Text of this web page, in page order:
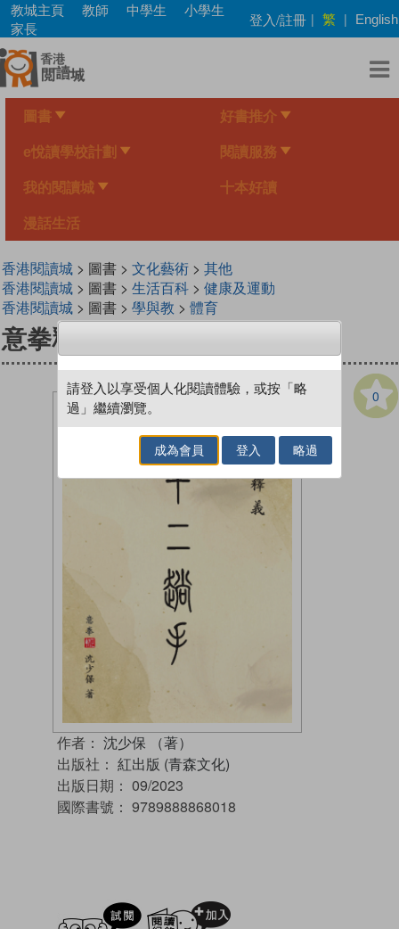
Skip
main
content
教城主頁 教師 中學生
小學生
家長
登入/註冊 | 繁 | English
圖書 好書推介
e悅讀學校計劃 閱讀服務
我的閱讀城 十本好讀
漫話生活
香港閱讀城> 圖書 > 文化藝術> 其他
香港閱讀城> 圖書 > 生活百科> 健康及運動
香港閱讀城> 圖書 > 學與教 > 體育
意拳釋義——十二趟手
0
作者： 沈少保 （著）
出版社： 紅出版 (青森文化)
出版日期： 09/2023
國際書號： 9789888868018
試閲
請登入以享受個人化閱讀體驗，或按「略
過」繼續瀏覽。
成為會員 登入 略過